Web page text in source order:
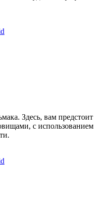
Здесь, вам предстоит
с использованием